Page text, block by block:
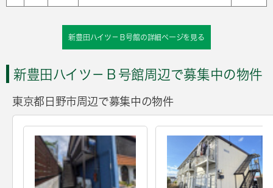
新豊田ハイツ－Ｂ号館の詳細ページを見る
新豊田ハイツ－Ｂ号館周辺で募集中の物件
東京都日野市周辺で募集中の物件